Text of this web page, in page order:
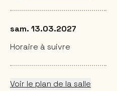
sam. 13.03.2027
Horaire à suivre
Voir le plan de la salle